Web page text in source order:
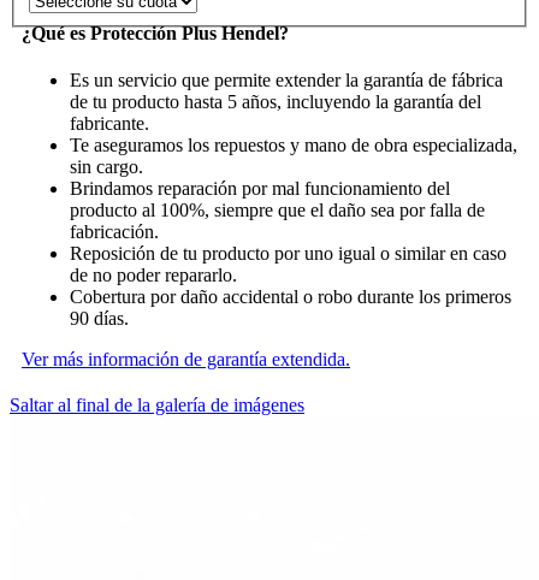
¿Qué es Protección Plus Hendel?
Es un servicio que permite extender la garantía de fábrica
de tu producto hasta 5 años, incluyendo la garantía del
fabricante.
Te aseguramos los repuestos y mano de obra especializada,
sin cargo.
Brindamos reparación por mal funcionamiento del
producto al 100%, siempre que el daño sea por falla de
fabricación.
Reposición de tu producto por uno igual o similar en caso
de no poder repararlo.
Cobertura por daño accidental o robo durante los primeros
90 días.
Ver más información de garantía extendida.
Saltar al final de la galería de imágenes